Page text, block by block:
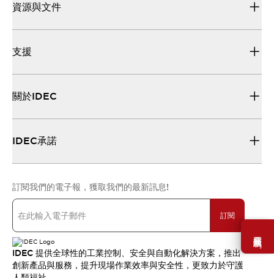
需要幫助嗎？
資源與文件
支援
關於IDEC
IDEC承諾
訂閱我們的電子報，獲取我們的最新訊息!
訂閱
IDEC 提供全球性的工業控制、安全與自動化解決方案，推出
創新產品與服務，提升現場作業效率與安全性，更致力於守護